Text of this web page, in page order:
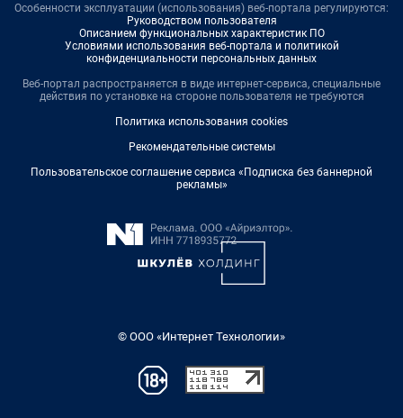
Особенности эксплуатации (использования) веб-портала регулируются:
Руководством пользователя
Описанием функциональных характеристик ПО
Условиями использования веб-портала и политикой
конфиденциальности персональных данных
Веб-портал распространяется в виде интернет-сервиса, специальные
действия по установке на стороне пользователя не требуются
Политика использования cookies
Рекомендательные системы
Пользовательское соглашение сервиса «Подписка без баннерной
рекламы»
© ООО «Интернет Технологии»